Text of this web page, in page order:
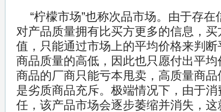
“柠檬市场”也称次品市场。由于存
对产品质量拥有比买方更多的信息，
值，只能通过市场上的平均价格来判
商品质量的高低，因此也只愿付出平
商品的厂商只能亏本甩卖，高质量商
是劣质商品充斥。极端情况下，由于
任，该产品市场会逐步萎缩并消失，